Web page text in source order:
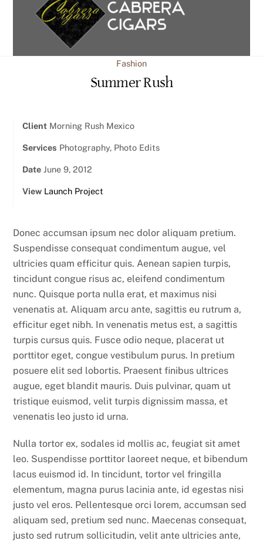
Fashion
Summer Rush
ClientMorning Rush Mexico
Services Photography, Photo Edits
DateJune 9, 2012
View Launch Project
Donec accumsan ipsum nec dolor aliquam pretium.
Suspendisse consequat condimentum augue, vel
ultricies quam efficitur quis. Aenean sapien turpis,
tincidunt congue risus ac, eleifend condimentum
nunc. Quisque porta nulla erat, et maximus nisi
venenatis at. Aliquam arcu ante, sagittis eu rutrum a,
efficitur eget nibh. In venenatis metus est, a sagittis
turpis cursus quis. Fusce odio neque, placerat ut
porttitor eget, congue vestibulum purus. In pretium
posuere elit sed lobortis. Praesent finibus ultrices
augue, eget blandit mauris. Duis pulvinar, quam ut
tristique euismod, velit turpis dignissim massa, et
venenatis leo justo id urna.
Nulla tortor ex, sodales id mollis ac, feugiat sit amet
leo. Suspendisse porttitor laoreet neque, et bibendum
lacus euismod id. In tincidunt, tortor vel fringilla
elementum, magna purus lacinia ante, id egestas nisi
justo vel eros. Pellentesque orci lorem, accumsan sed
aliquam sed, pretium sed nunc. Maecenas consequat,
justo sed rutrum sollicitudin, velit ante ultricies ante,